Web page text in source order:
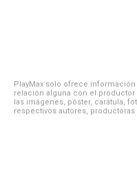
PlayMax solo ofrece
relación alguna con el
las imágenes, póster, carátula,
respectivos autores,